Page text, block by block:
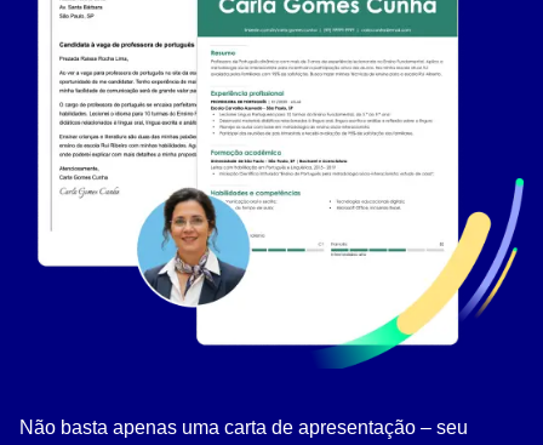
Não basta apenas uma carta de apresentação – seu